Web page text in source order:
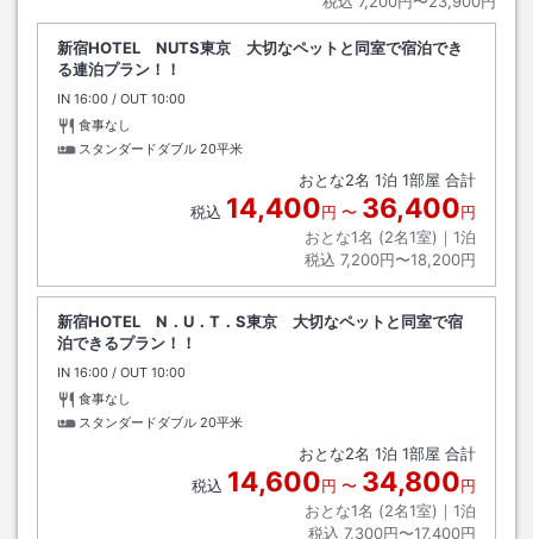
新宿HOTEL NUTS東京 大切なペットと同室で宿泊でき
る連泊プラン！！
IN チェックイン
16:00 / OUT チェックアウト
10:00
食事なし
スタンダードダブル 20平米
おとな2名 1泊 1部屋 合計
税込 14,400円 〜 36,400円
おとな1名 (2名1室)｜ 1泊
税込 7,200円〜18,200円
新宿HOTEL N．U．T．S東京 大切なペットと同室で宿
泊できるプラン！！
IN チェックイン
16:00 / OUT チェックアウト
10:00
食事なし
スタンダードダブル 20平米
おとな2名 1泊 1部屋 合計
税込 14,600円 〜 34,800円
おとな1名 (2名1室)｜ 1泊
税込 7,300円〜17,400円